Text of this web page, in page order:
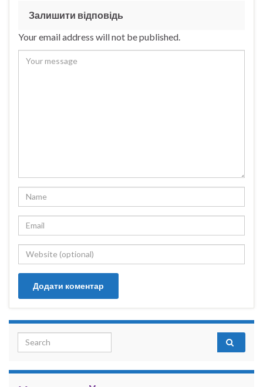
Залишити відповідь
Your email address will not be published.
Search for: